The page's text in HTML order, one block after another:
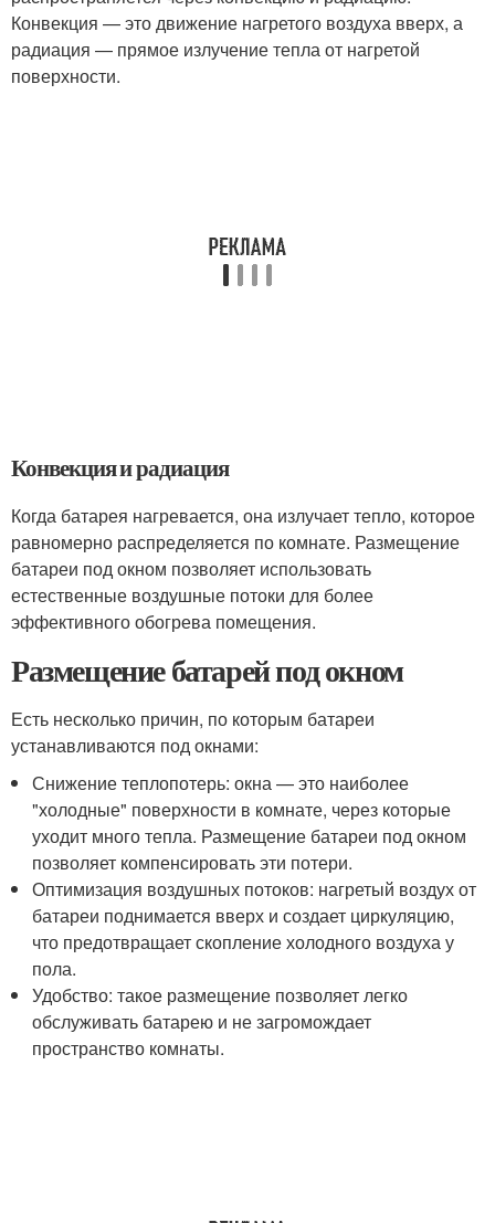
Конвекция — это движение нагретого воздуха вверх, а
радиация — прямое излучение тепла от нагретой
поверхности.
Конвекция и радиация
Когда батарея нагревается, она излучает тепло, которое
равномерно распределяется по комнате. Размещение
батареи под окном позволяет использовать
естественные воздушные потоки для более
эффективного обогрева помещения.
Размещение батарей под окном
Есть несколько причин, по которым батареи
устанавливаются под окнами:
Снижение теплопотерь: окна — это наиболее
"холодные" поверхности в комнате, через которые
уходит много тепла. Размещение батареи под окном
позволяет компенсировать эти потери.
Оптимизация воздушных потоков: нагретый воздух от
батареи поднимается вверх и создает циркуляцию,
что предотвращает скопление холодного воздуха у
пола.
Удобство: такое размещение позволяет легко
обслуживать батарею и не загромождает
пространство комнаты.